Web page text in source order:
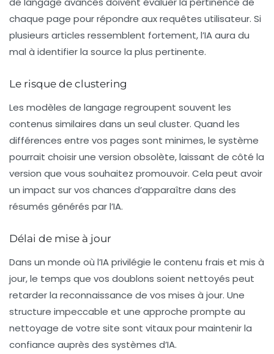
chaque page pour répondre aux requêtes utilisateur. Si
plusieurs articles ressemblent fortement, l’IA aura du
mal à identifier la source la plus pertinente.
Le risque de clustering
Les modèles de langage regroupent souvent les
contenus similaires dans un seul cluster. Quand les
différences entre vos pages sont minimes, le système
pourrait choisir une version obsolète, laissant de côté la
version que vous souhaitez promouvoir. Cela peut avoir
un impact sur vos chances d’apparaître dans des
résumés générés par l’IA.
Délai de mise à jour
Dans un monde où l’IA privilégie le contenu frais et mis à
jour, le temps que vos doublons soient nettoyés peut
retarder la reconnaissance de vos mises à jour. Une
structure impeccable et une approche prompte au
nettoyage de votre site sont vitaux pour maintenir la
confiance auprès des systèmes d’IA.